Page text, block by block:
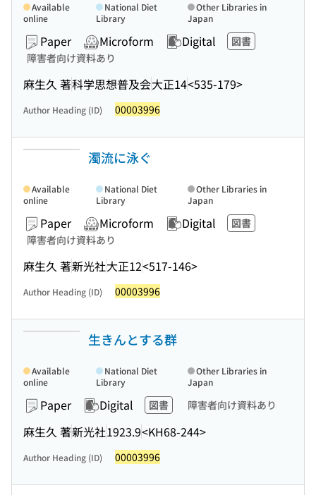
Paper Microform Digital
図書
障害者向け資料あり
麻生久 著科学思想普及会大正14<535-179>
Available
online
National Diet
Library
Other Libraries in
Japan
Author Heading (ID) 00003996
濁流に泳ぐ
Paper Microform Digital
図書
障害者向け資料あり
麻生久 著新光社大正12<517-146>
Available
online
National Diet
Library
Other Libraries in
Japan
Author Heading (ID) 00003996
生きんとする群
Paper Digital 図書 障害者向け資料あり
麻生久 著新光社1923.9<KH68-244>
Available
online
National Diet
Library
Other Libraries in
Japan
Author Heading (ID) 00003996